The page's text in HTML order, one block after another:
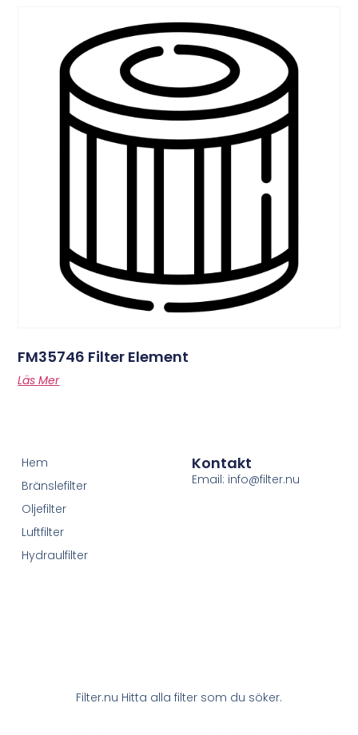
FM35746 Filter Element
Läs Mer
Filter.nu Hitta alla filter som du söker.
Hem
Bränslefilter
Oljefilter
Luftfilter
Hydraulfilter
Kontakt
Email: info@filter.nu